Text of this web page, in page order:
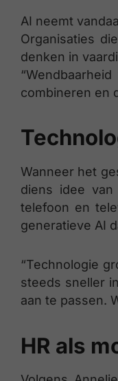
AI neemt
Organisaties
denken in
combineren en
Wanneer het
diens idee van
telefoon en
generatieve AI
“Technologie
steeds sneller
aan te passen.
HR als